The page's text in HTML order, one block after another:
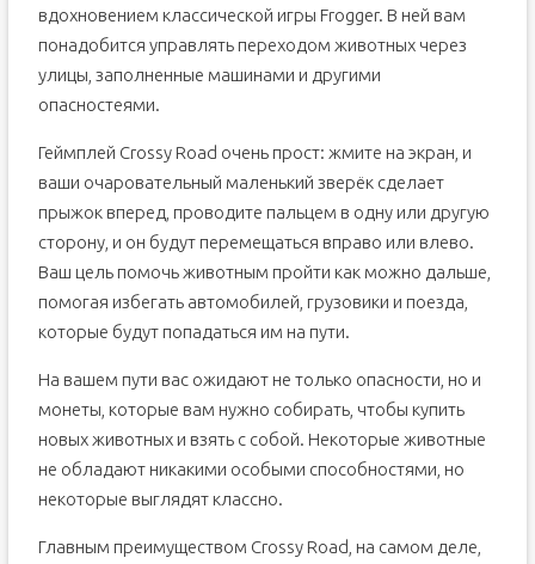
вдохновением классической игры Frogger. В ней вам
понадобится управлять переходом животных через
улицы, заполненные машинами и другими
опасностеями.
Геймплей Crossy Road очень прост: жмите на экран, и
ваши очаровательный маленький зверёк сделает
прыжок вперед, проводите пальцем в одну или другую
сторону, и он будут перемещаться вправо или влево.
Ваш цель помочь животным пройти как можно дальше,
помогая избегать автомобилей, грузовики и поезда,
которые будут попадаться им на пути.
На вашем пути вас ожидают не только опасности, но и
монеты, которые вам нужно собирать, чтобы купить
новых животных и взять с собой. Некоторые животные
не обладают никакими особыми способностями, но
некоторые выглядят классно.
Главным преимуществом Crossy Road, на самом деле,